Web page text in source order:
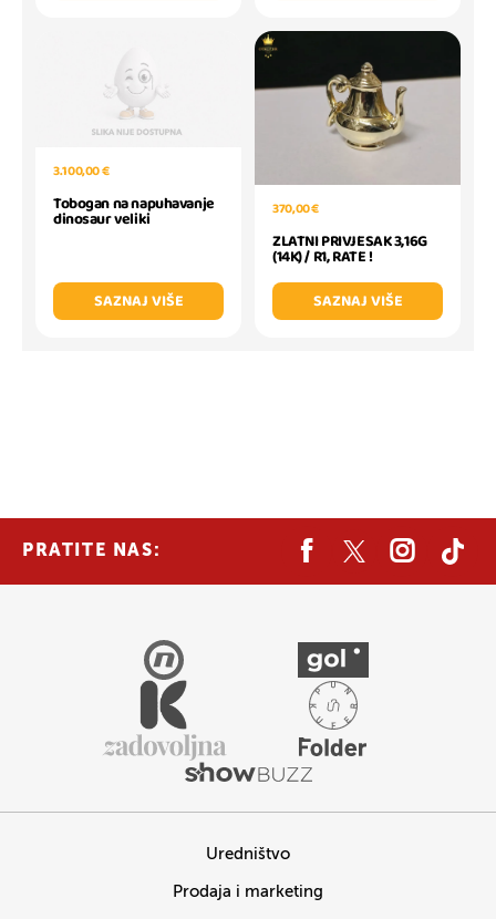
3.100,00 €
Tobogan na napuhavanje
dinosaur veliki
SAZNAJ VIŠE
370,00 €
ZLATNI PRIVJESAK 3,16G
(14K) / R1, RATE !
SAZNAJ VIŠE
PRATITE NAS:
Uredništvo
Prodaja i marketing